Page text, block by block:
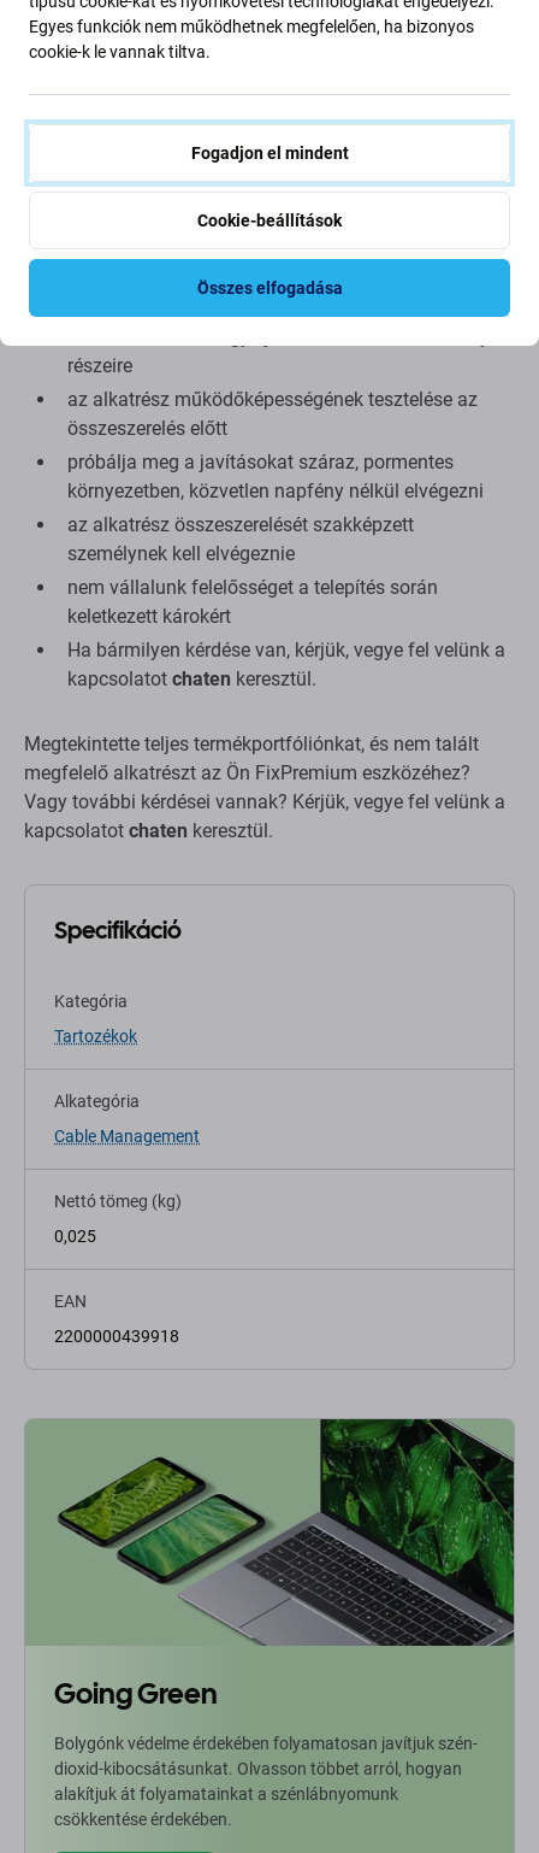
utángyártott alkatrész (ritka esetekben) minimális
eltéréseket mutathat a funkcionalitásban, a minőségben
minőségről, olvassa el blogunkat, ahol részletesebben is
foglalkozunk a minőséggel.
Összeszerelés és tippek:
az összeszereléshez vagy szétszereléshez speciális
szerszámok szükségesek, amelyek megtalálhatók a
részeire
az alkatrész működőképességének tesztelése az
összeszerelés előtt
próbálja meg a javításokat száraz, pormentes
környezetben, közvetlen napfény nélkül elvégezni
az alkatrész összeszerelését szakképzett
személynek kell elvégeznie
nem vállalunk felelősséget a telepítés során
keletkezett károkért
Ha bármilyen kérdése van, kérjük, vegye fel velünk a
kapcsolatot chaten keresztül.
Megtekintette teljes termékportfóliónkat, és nem talált
megfelelő alkatrészt az Ön FixPremium eszközéhez?
Vagy további kérdései vannak? Kérjük, vegye fel velünk a
kapcsolatot chaten keresztül.
Specifikáció
Kategória
Tartozékok
Alkategória
Cable Management
Nettó tömeg (kg)
0,025
EAN
2200000439918
Going Green
Bolygónk védelme érdekében folyamatosan javítjuk szén-
dioxid-kibocsátásunkat. Olvasson többet arról, hogyan
alakítjuk át folyamatainkat a szénlábnyomunk
csökkentése érdekében.
Egyes funkciók nem működhetnek megfelelően, ha bizonyos
cookie-k le vannak tiltva.
Fogadjon el mindent
Cookie-beállítások
Összes elfogadása